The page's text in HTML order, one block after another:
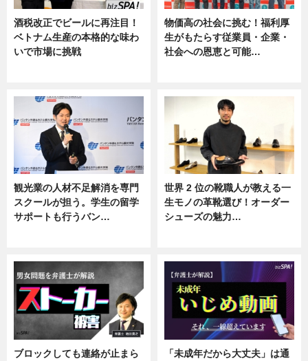
酒税改正でビールに再注目！
ベトナム生産の本格的な味わ
いで市場に挑戦
物価高の社会に挑む！福利厚
生がもたらす従業員・企業・
社会への恩恵と可能…
観光業の人材不足解消を専門
スクールが担う。学生の留学
サポートも行うバン…
世界 2 位の靴職人が教える一
生モノの革靴選び！オーダー
シューズの魅力…
ブロックしても連絡が止まら
「未成年だから大丈夫」は通